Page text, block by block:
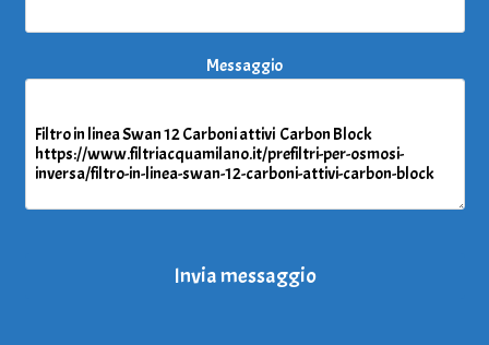
Messaggio
Invia messaggio